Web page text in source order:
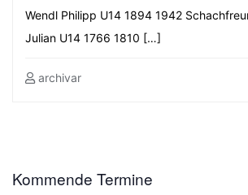
Wendl Philipp U14 1894 1942
Julian U14 1766 1810 […]
archivar
Kommende Termine